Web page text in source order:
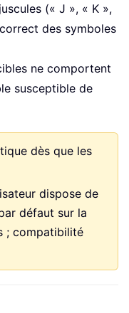
(« J », « K »,
des symboles
ne comportent
susceptible de
dès que les
dispose de
défaut sur la
; compatibilité